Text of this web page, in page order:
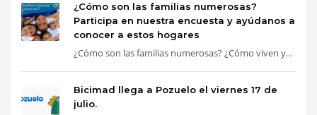
¿Cómo son las familias numerosas?
Participa en nuestra encuesta y ayúdanos a
conocer a estos hogares
¿Cómo son las familias numerosas? ¿Cómo viven y...
Bicimad llega a Pozuelo el viernes 17 de
julio.